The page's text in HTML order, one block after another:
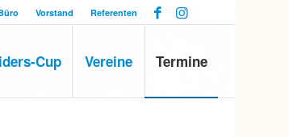
Vorstand Referenten
Cup Vereine Termine